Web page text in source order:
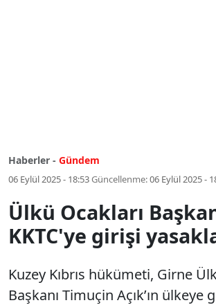
Haberler - Gündem
06 Eylül 2025 - 18:53Güncellenme:06 Eylül 2025 -
Ülkü Ocakları
KKTC'ye girişi
Kuzey Kıbrıs hükümeti, Girne
Başkanı Timuçin Açık’ın ülkeye